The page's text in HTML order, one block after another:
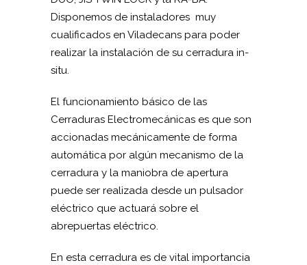
Disponemos de instaladores muy
cualificados en Viladecans para poder
realizar la instalación de su cerradura in-
situ.
El funcionamiento básico de las
Cerraduras Electromecánicas es que son
accionadas mecánicamente de forma
automática por algún mecanismo de la
cerradura y la maniobra de apertura
puede ser realizada desde un pulsador
eléctrico que actuará sobre el
abrepuertas eléctrico.
En esta cerradura es de vital importancia